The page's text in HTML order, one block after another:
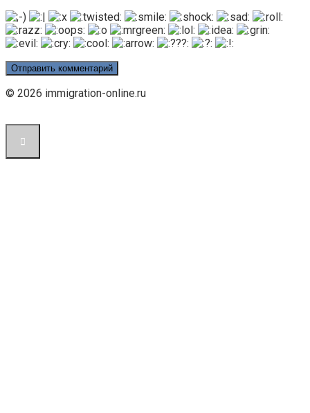
© 2026 immigration-online.ru